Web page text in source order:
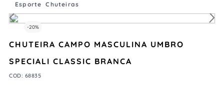
Esporte Chuteiras
-20%
CHUTEIRA CAMPO MASCULINA UMBRO
SPECIALI CLASSIC BRANCA
COD: 68835